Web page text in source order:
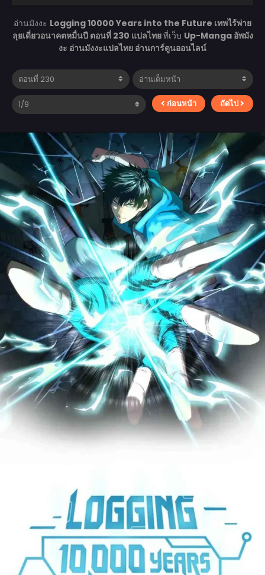
อ่านมังงะ Logging 10000 Years into the Future เทพไร้พ่าย
ลุยเดี่ยวอนาคตหมื่นปี ตอนที่ 230 แปลไทยที่เว็บ Up-Manga อัพมัง
งะ อ่านมังงะแปลไทย อ่านการ์ตูนออนไลน์
ก่อนหน้า ถัดไป